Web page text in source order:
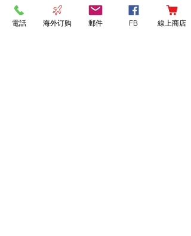
看見池上之美，虎航要把
世界和池上連成一體
評論和評等......
電話 海外订购 郵件 FB 線上商店